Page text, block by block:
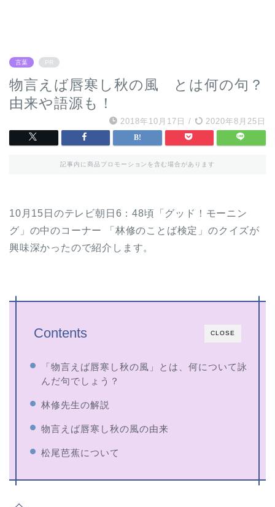
言葉 PR
物言えば唇寒し秋の風 とは何の句？
由来や語源も！
2018年10月17日 / 2020年8月25日
記事内に商品プロモーションを含む場合があります
10月15日のテレビ朝日6：48頃「グッド！モーニン
グ」の中のコーナー 「林修のことば検定」のクイズが
興味深かったので紹介します。
CLOSE
Contents
「物言えば唇寒し秋の風」とは、何について詠
んだ句でしょう？
林修先生の解説
物言えば唇寒し秋の風の由来
松尾芭蕉について